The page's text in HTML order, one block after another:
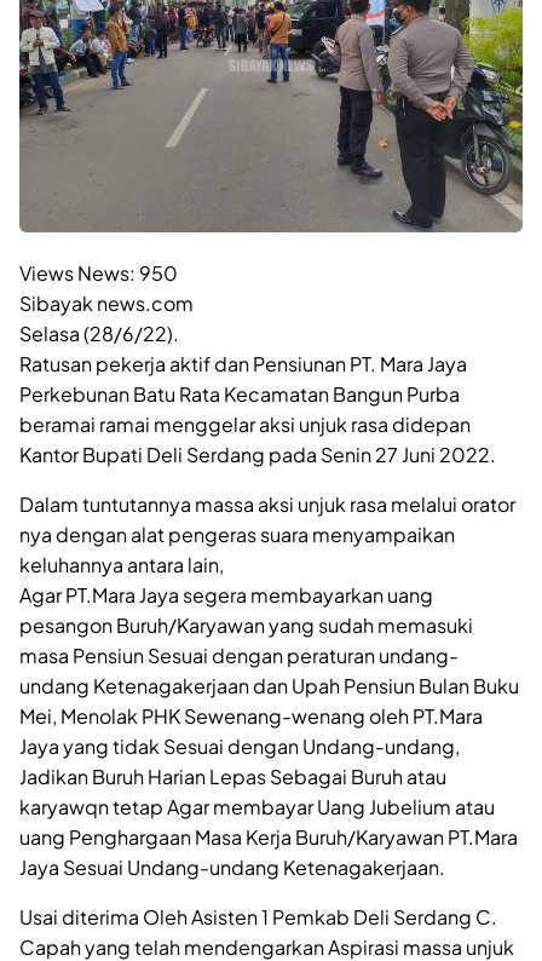
Views News: 950
Sibayak news.com
Selasa (28/6/22).
Ratusan pekerja aktif dan Pensiunan PT. Mara Jaya
Perkebunan Batu Rata Kecamatan Bangun Purba
beramai ramai menggelar aksi unjuk rasa didepan
Kantor Bupati Deli Serdang pada Senin 27 Juni 2022.
Dalam tuntutannya massa aksi unjuk rasa melalui orator
nya dengan alat pengeras suara menyampaikan
keluhannya antara lain,
Agar PT.Mara Jaya segera membayarkan uang
pesangon Buruh/Karyawan yang sudah memasuki
masa Pensiun Sesuai dengan peraturan undang-
undang Ketenagakerjaan dan Upah Pensiun Bulan Buku
Mei, Menolak PHK Sewenang-wenang oleh PT.Mara
Jaya yang tidak Sesuai dengan Undang-undang,
Jadikan Buruh Harian Lepas Sebagai Buruh atau
karyawqn tetap Agar membayar Uang Jubelium atau
uang Penghargaan Masa Kerja Buruh/Karyawan PT.Mara
Jaya Sesuai Undang-undang Ketenagakerjaan.
Usai diterima Oleh Asisten 1 Pemkab Deli Serdang C.
Capah yang telah mendengarkan Aspirasi massa unjuk